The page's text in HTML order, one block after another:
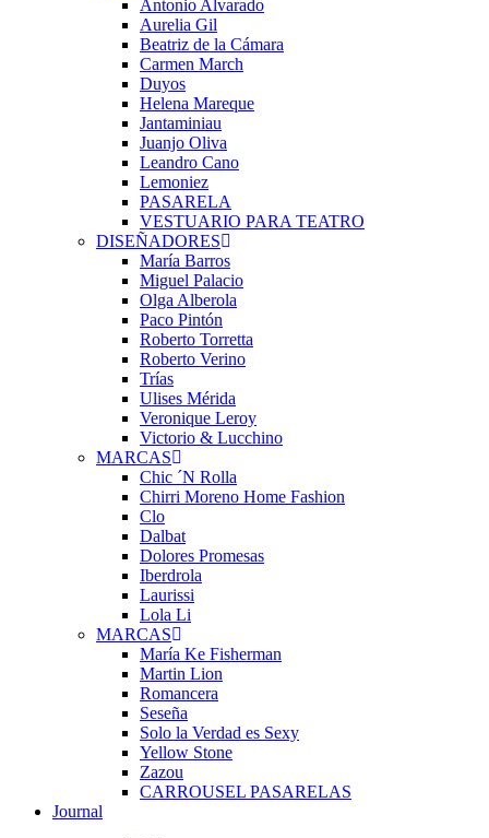
Antonio Alvarado
Aurelia Gil
Beatriz de la Cámara
Carmen March
Duyos
Helena Mareque
Jantaminiau
Juanjo Oliva
Leandro Cano
Lemoniez
PASARELA
VESTUARIO PARA TEATRO
DISEÑADORES
María Barros
Miguel Palacio
Olga Alberola
Paco Pintón
Roberto Torretta
Roberto Verino
Trías
Ulises Mérida
Veronique Leroy
Victorio & Lucchino
MARCAS
Chic ´N Rolla
Chirri Moreno Home Fashion
Clo
Dalbat
Dolores Promesas
Iberdrola
Laurissi
Lola Li
MARCAS
María Ke Fisherman
Martin Lion
Romancera
Seseña
Solo la Verdad es Sexy
Yellow Stone
Zazou
CARROUSEL PASARELAS
Journal